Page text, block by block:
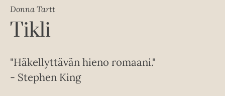
Donna Tartt
Tikli
"Häkellyttävän hieno romaani."
- Stephen King